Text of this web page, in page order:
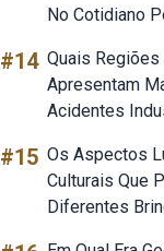
No Cotidiano
#14 Quais
Apresentam
Acidentes
#15 Os Aspectos
Culturais Que
Diferentes